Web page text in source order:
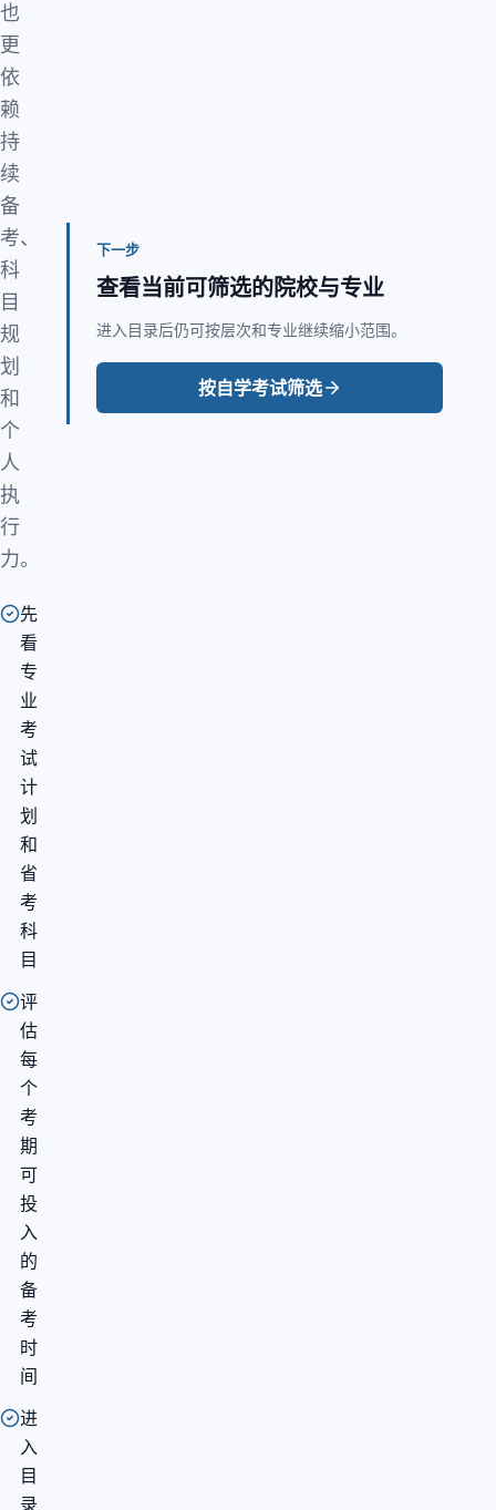
也
更
依
赖
持
续
备
考、
科
目
规
划
和
个
人
执
行
力。
先
看
专
业
考
试
计
划
和
省
考
科
目
评
估
每
个
考
期
可
投
入
的
备
考
时
间
进
入
目
录
下一步
查看当前可筛选的院校与专业
进入目录后仍可按层次和专业继续缩小范围。
按自学考试筛选